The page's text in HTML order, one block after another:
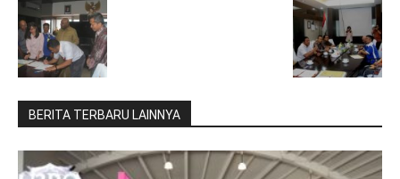
BERITA TERBARU LAINNYA